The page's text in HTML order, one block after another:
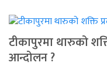
टीकापुरमा थारुको
आन्दोलन ?